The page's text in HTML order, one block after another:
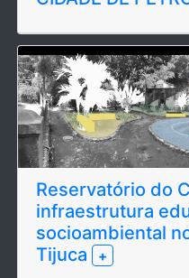
Reservatório do
infraestrutura
socioambiental
Tijuca
+